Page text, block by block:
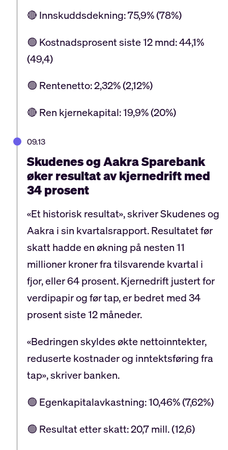
🔴 Innskuddsdekning: 75,9% (78%)
🟢 Kostnadsprosent siste 12 mnd: 44,1%
(49,4)
🟢 Rentenetto: 2,32% (2,12%)
🔴 Ren kjernekapital: 19,9% (20%)
09.13
Skudenes og Aakra Sparebank
øker resultat av kjernedrift med
34 prosent
«Et historisk resultat», skriver Skudenes og
Aakra i sin kvartalsrapport. Resultatet før
skatt hadde en økning på nesten 11
millioner kroner fra tilsvarende kvartal i
fjor, eller 64 prosent. Kjernedrift justert for
verdipapir og før tap, er bedret med 34
prosent siste 12 måneder.
«Bedringen skyldes økte nettoinntekter,
reduserte kostnader og inntektsføring fra
tap», skriver banken.
🟢 Egenkapitalavkastning: 10,46% (7,62%)
🟢 Resultat etter skatt: 20,7 mill. (12,6)